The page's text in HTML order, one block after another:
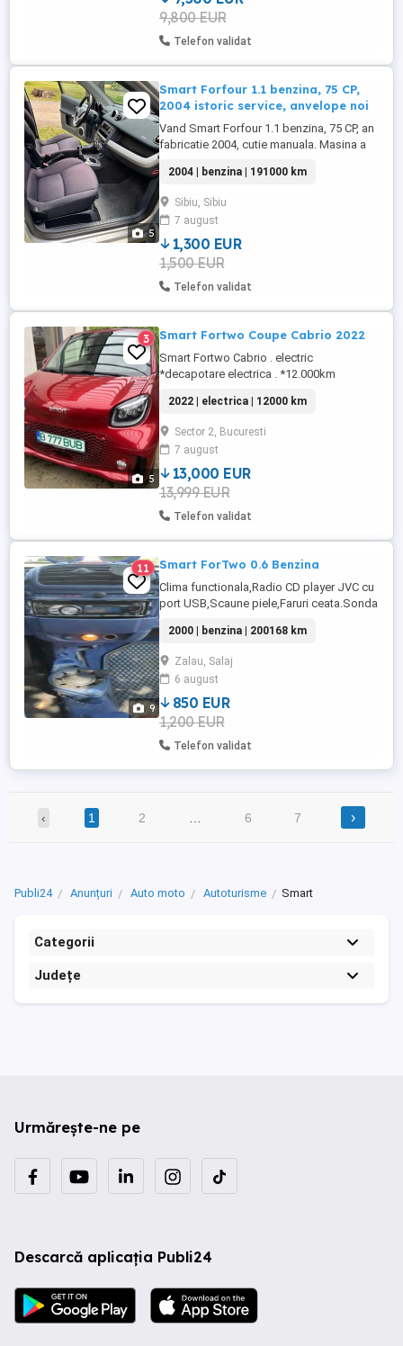
9,800 EUR
Telefon validat
5
Smart Forfour 1.1 benzina, 75 CP,
2004 istoric service, anvelope noi
Vand Smart Forfour 1.1 benzina, 75 CP, an
fabricatie 2004, cutie manuala. Masina a
Este potrivita pentru oras, fiind compacta,
usor de condus si de parcat. Climatizarea
este functionala, iar interiorul se prezinta
bine pentru varsta masinii. Dotari de
siguranta ...
2004 | benzina | 191000 km
Sibiu, Sibiu
7 august
1,300 EUR
1,500 EUR
Telefon validat
5
3 Smart Fortwo Coupe Cabrio 2022
Smart Fortwo Cabrio . electric
*decapotare electrica . *12.000km
25* 150km 15* *82cp *Navigatie mare din
fabrica, conectare android si ios.
*incalzire in scaune , tapiterie piele
ecologica , se curata ff usor *volan
incalzit ,asistat electric *distronic , tine ...
2022 | electrica | 12000 km
Sector 2, Bucuresti
7 august
13,000 EUR
13,999 EUR
Telefon validat
9
11 Smart ForTwo 0.6 Benzina
Clima functionala,Radio CD player JVC cu
port USB,Scaune piele,Faruri ceata.Sonda
calci (daca esti decent cu pedala de
acceleratie poti efectua peste 450km cu
un plin - rezervorul are 20 litri) . Fara
accident in istoric .
2000 | benzina | 200168 km
Zalau, Salaj
6 august
850 EUR
1,200 EUR
Telefon validat
‹ 1 2 6 7 ›
Publi24 Anunțuri Auto moto Autoturisme Smart
Categorii
Județe
Urmărește-ne pe
Descarcă aplicația Publi24